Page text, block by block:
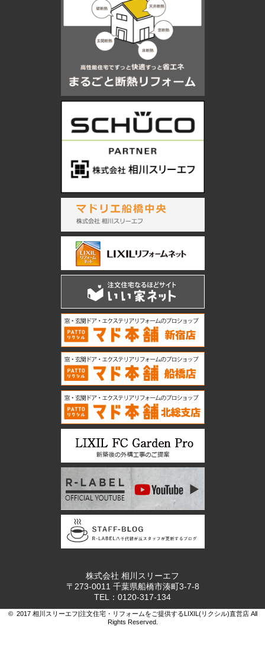
株式会社 相川スリーエフ
〒273-0011 千葉県船橋市湊町3-7-8
TEL：0120-317-134
© 2017 相川スリーエフ|注文住宅・リフォームをご提供するLIXIL(リクシル)直営店 All
Rights Reserved.